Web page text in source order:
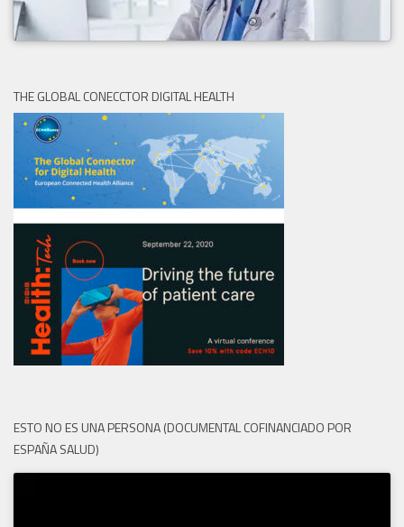
THE GLOBAL CONECCTOR DIGITAL HEALTH
ESTO NO ES UNA PERSONA (DOCUMENTAL COFINANCIADO POR
ESPAÑA SALUD)